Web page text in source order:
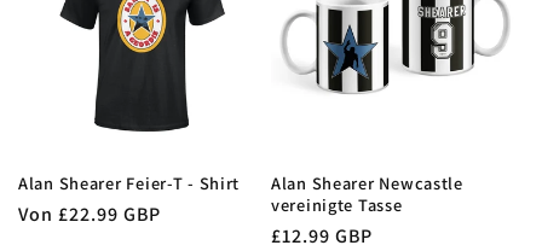
Alan Shearer Feier-T - Shirt
Normaler
Von £22.99 GBP
Alan Shearer Newcastle
vereinigte Tasse
Normaler
£12.99 GBP